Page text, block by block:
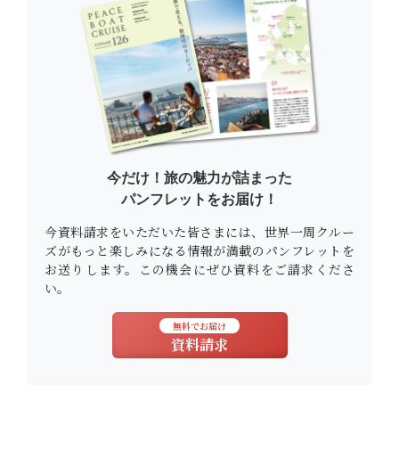
今だけ！旅の魅力が詰まった
パンフレットをお届け！
今資料請求をいただいた皆さまには、世界一周クルー
ズがもっと楽しみになる情報が満載のパンフレットを
お送りします。この機会にぜひ資料をご請求くださ
い。
無料でお届け
資料請求